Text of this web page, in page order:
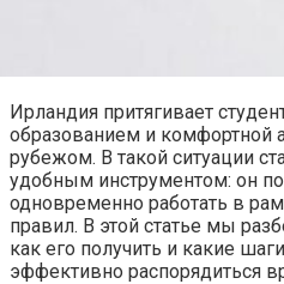
Ирландия притягивает
образованием и комфортной
рубежом. В такой ситуации
удобным инструментом: он
одновременно работать в
правил. В этой статье мы
как его получить и какие
эффективно распорядиться